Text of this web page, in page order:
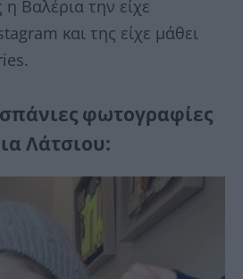
Βαλέρια την είχε
και της είχε μάθει
φωτογραφίες
Λάτσιου: